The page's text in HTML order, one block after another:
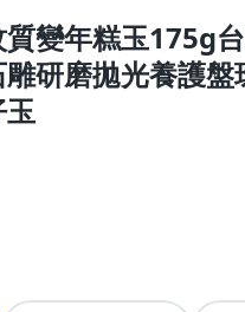
質變年糕玉175g
研磨拋光養護盤